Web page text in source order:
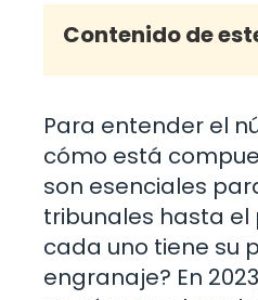
Contenido de
Para entender el
cómo está
son esenciales
tribunales hasta
cada uno tiene su
engranaje? En